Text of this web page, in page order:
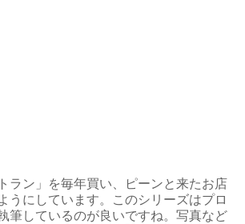
ラン」を毎年買い、ピーンと来たお店
うにしています。このシリーズはプロ
筆しているのが良いですね。写真など